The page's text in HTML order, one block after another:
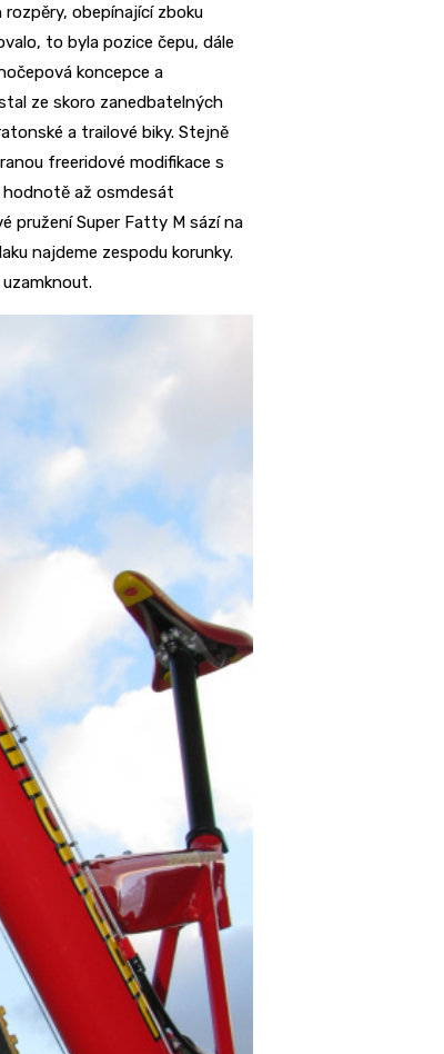
obepínající zboku
to byla pozice čepu, dále
koncepce a
ze skoro zanedbatelných
a trailové biky. Stejně
freeridové modifikace s
hodnotě až osmdesát
pružení Super Fatty M sází na
najdeme zespodu korunky.